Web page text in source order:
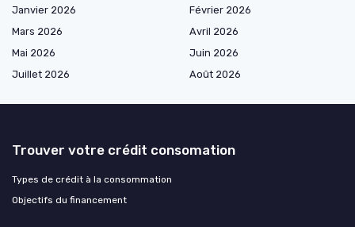
Janvier 2026
Février 2026
Mars 2026
Avril 2026
Mai 2026
Juin 2026
Juillet 2026
Août 2026
Trouver votre crédit consomation
Types de crédit à la consommation
Objectifs du financement